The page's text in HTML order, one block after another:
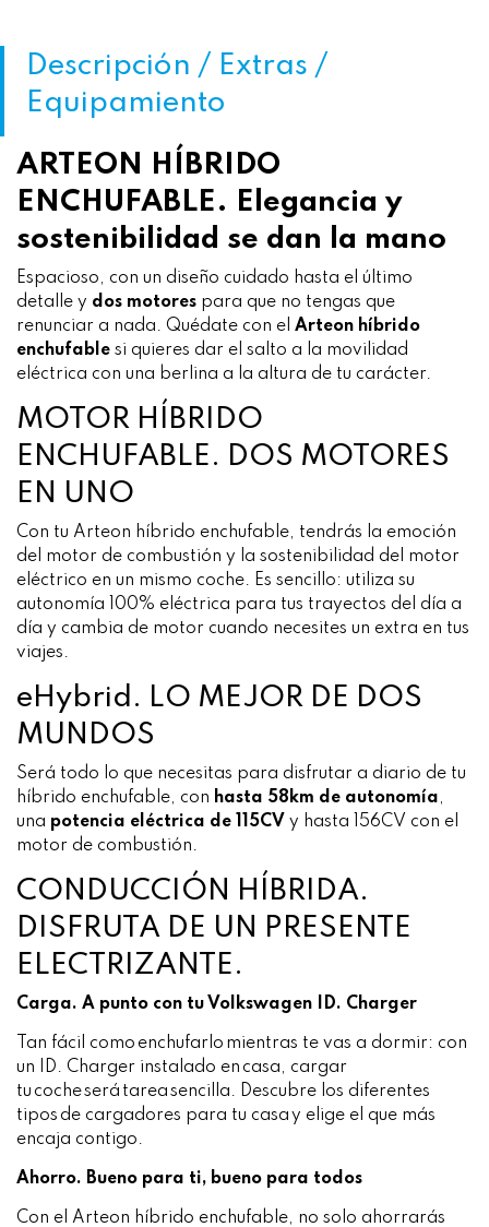
Descripción / Extras /
Equipamiento
ARTEON HÍBRIDO
ENCHUFABLE. Elegancia y
sostenibilidad se dan la mano
Espacioso, con un diseño cuidado hasta el último
detalle y dos motores para que no tengas que
renunciar a nada. Quédate con el Arteon híbrido
enchufable si quieres dar el salto a la movilidad
eléctrica con una berlina a la altura de tu carácter.
MOTOR HÍBRIDO
ENCHUFABLE. DOS MOTORES
EN UNO
Con tu Arteon híbrido enchufable, tendrás la emoción
del motor de combustión y la sostenibilidad del motor
eléctrico en un mismo coche. Es sencillo: utiliza su
autonomía 100% eléctrica para tus trayectos del día a
día y cambia de motor cuando necesites un extra en tus
viajes.
eHybrid. LO MEJOR DE DOS
MUNDOS
Será todo lo que necesitas para disfrutar a diario de tu
híbrido enchufable, con hasta 58km de autonomía,
una potencia eléctrica de 115CV y hasta 156CV con el
motor de combustión.
CONDUCCIÓN HÍBRIDA.
DISFRUTA DE UN PRESENTE
ELECTRIZANTE.
Carga. A punto con tu Volkswagen ID. Charger
Tan fácil como enchufarlo mientras te vas a dormir: con
un ID. Charger instalado en casa, cargar
tu coche será tarea sencilla. Descubre los diferentes
tipos de cargadores para tu casa y elige el que más
encaja contigo.
Ahorro. Bueno para ti, bueno para todos
Con el Arteon híbrido enchufable, no solo ahorrarás